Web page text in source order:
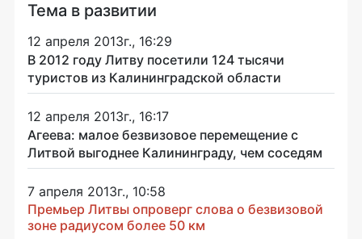
Тема в развитии
12 апреля 2013г., 16:29
В 2012 году Литву посетили 124 тысячи
туристов из Калининградской области
12 апреля 2013г., 16:17
Агеева: малое безвизовое перемещение с
Литвой выгоднее Калининграду, чем соседям
7 апреля 2013г., 10:58
Премьер Литвы опроверг слова о безвизовой
зоне радиусом более 50 км